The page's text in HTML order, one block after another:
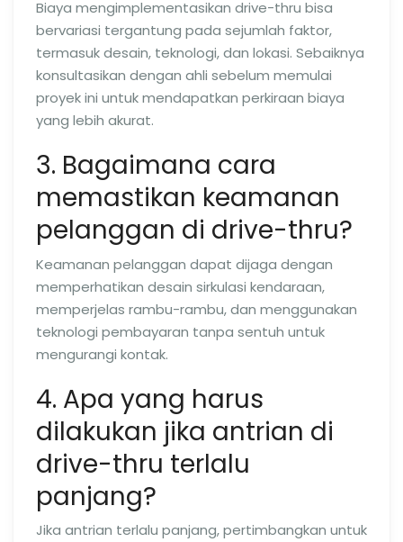
Biaya mengimplementasikan drive-thru bisa
bervariasi tergantung pada sejumlah faktor,
termasuk desain, teknologi, dan lokasi. Sebaiknya
konsultasikan dengan ahli sebelum memulai
proyek ini untuk mendapatkan perkiraan biaya
yang lebih akurat.
3. Bagaimana cara
memastikan keamanan
pelanggan di drive-thru?
Keamanan pelanggan dapat dijaga dengan
memperhatikan desain sirkulasi kendaraan,
memperjelas rambu-rambu, dan menggunakan
teknologi pembayaran tanpa sentuh untuk
mengurangi kontak.
4. Apa yang harus
dilakukan jika antrian di
drive-thru terlalu
panjang?
Jika antrian terlalu panjang, pertimbangkan untuk